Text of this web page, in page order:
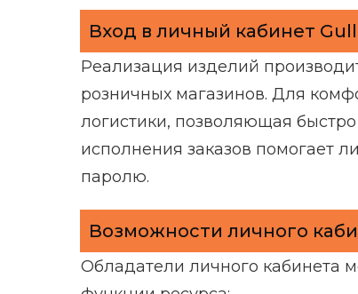
Вход в личный кабинет
Реализация изделий
розничных магазинов. Для
логистики, позволяющая
исполнения заказов помогает
паролю.
Возможности личного
Обладатели личного кабинета